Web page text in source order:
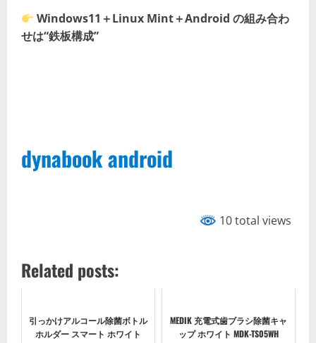
Windows11＋Linux Mint＋Android の組み合わ
せは“鉄板構成”
dynabook android
10 total views
Related posts:
引っかけアルコール除菌ボトル
ホルダー スマート ホワイト
MEDIK 充電式歯ブラシ除菌キャ
ップ ホワイト MDK-TS05WH